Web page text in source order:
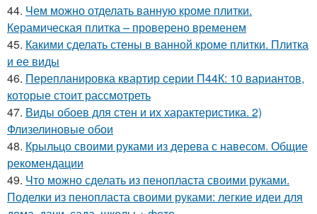
44. Чем можно отделать ванную кроме плитки.
Керамическая плитка – проверено временем
45. Какими сделать стены в ванной кроме плитки. Плитка
и ее виды
46. Перепланировка квартир серии П44К: 10 вариантов,
которые стоит рассмотреть
47. Виды обоев для стен и их характеристика. 2)
Флизелиновые обои
48. Крыльцо своими руками из дерева с навесом. Общие
рекомендации
49. Что можно сделать из пенопласта своими руками.
Поделки из пенопласта своими руками: легкие идеи для